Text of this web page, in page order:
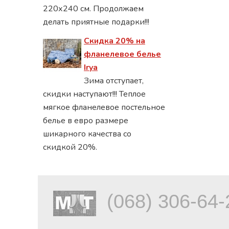
220х240 см. Продолжаем
делать приятные подарки!!!
Скидка 20% на
фланелевое белье
Irya
Зима отступает,
скидки наступают!!! Теплое
мягкое фланелевое постельное
белье в евро размере
шикарного качества со
скидкой 20%.
(068) 306-64-